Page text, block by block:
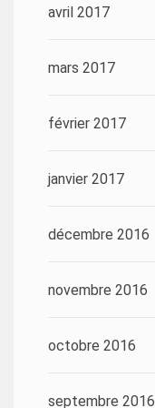
avril 2017
mars 2017
février 2017
janvier 2017
décembre 2016
novembre 2016
octobre 2016
septembre 2016